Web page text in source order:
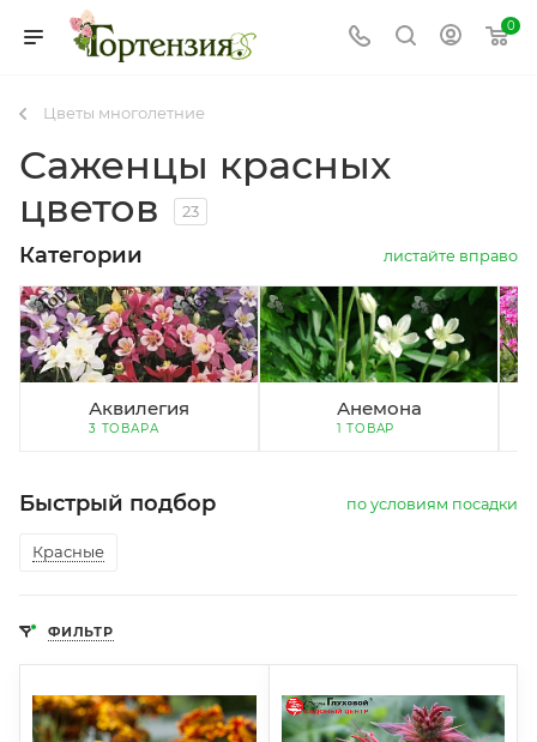
0
Цветы многолетние
Саженцы красных
цветов
23
Категории листайте вправо
Аквилегия
3 ТОВАРА
Анемона
1 ТОВАР
Быстрый подбор по условиям посадки
Красные
ФИЛЬТР